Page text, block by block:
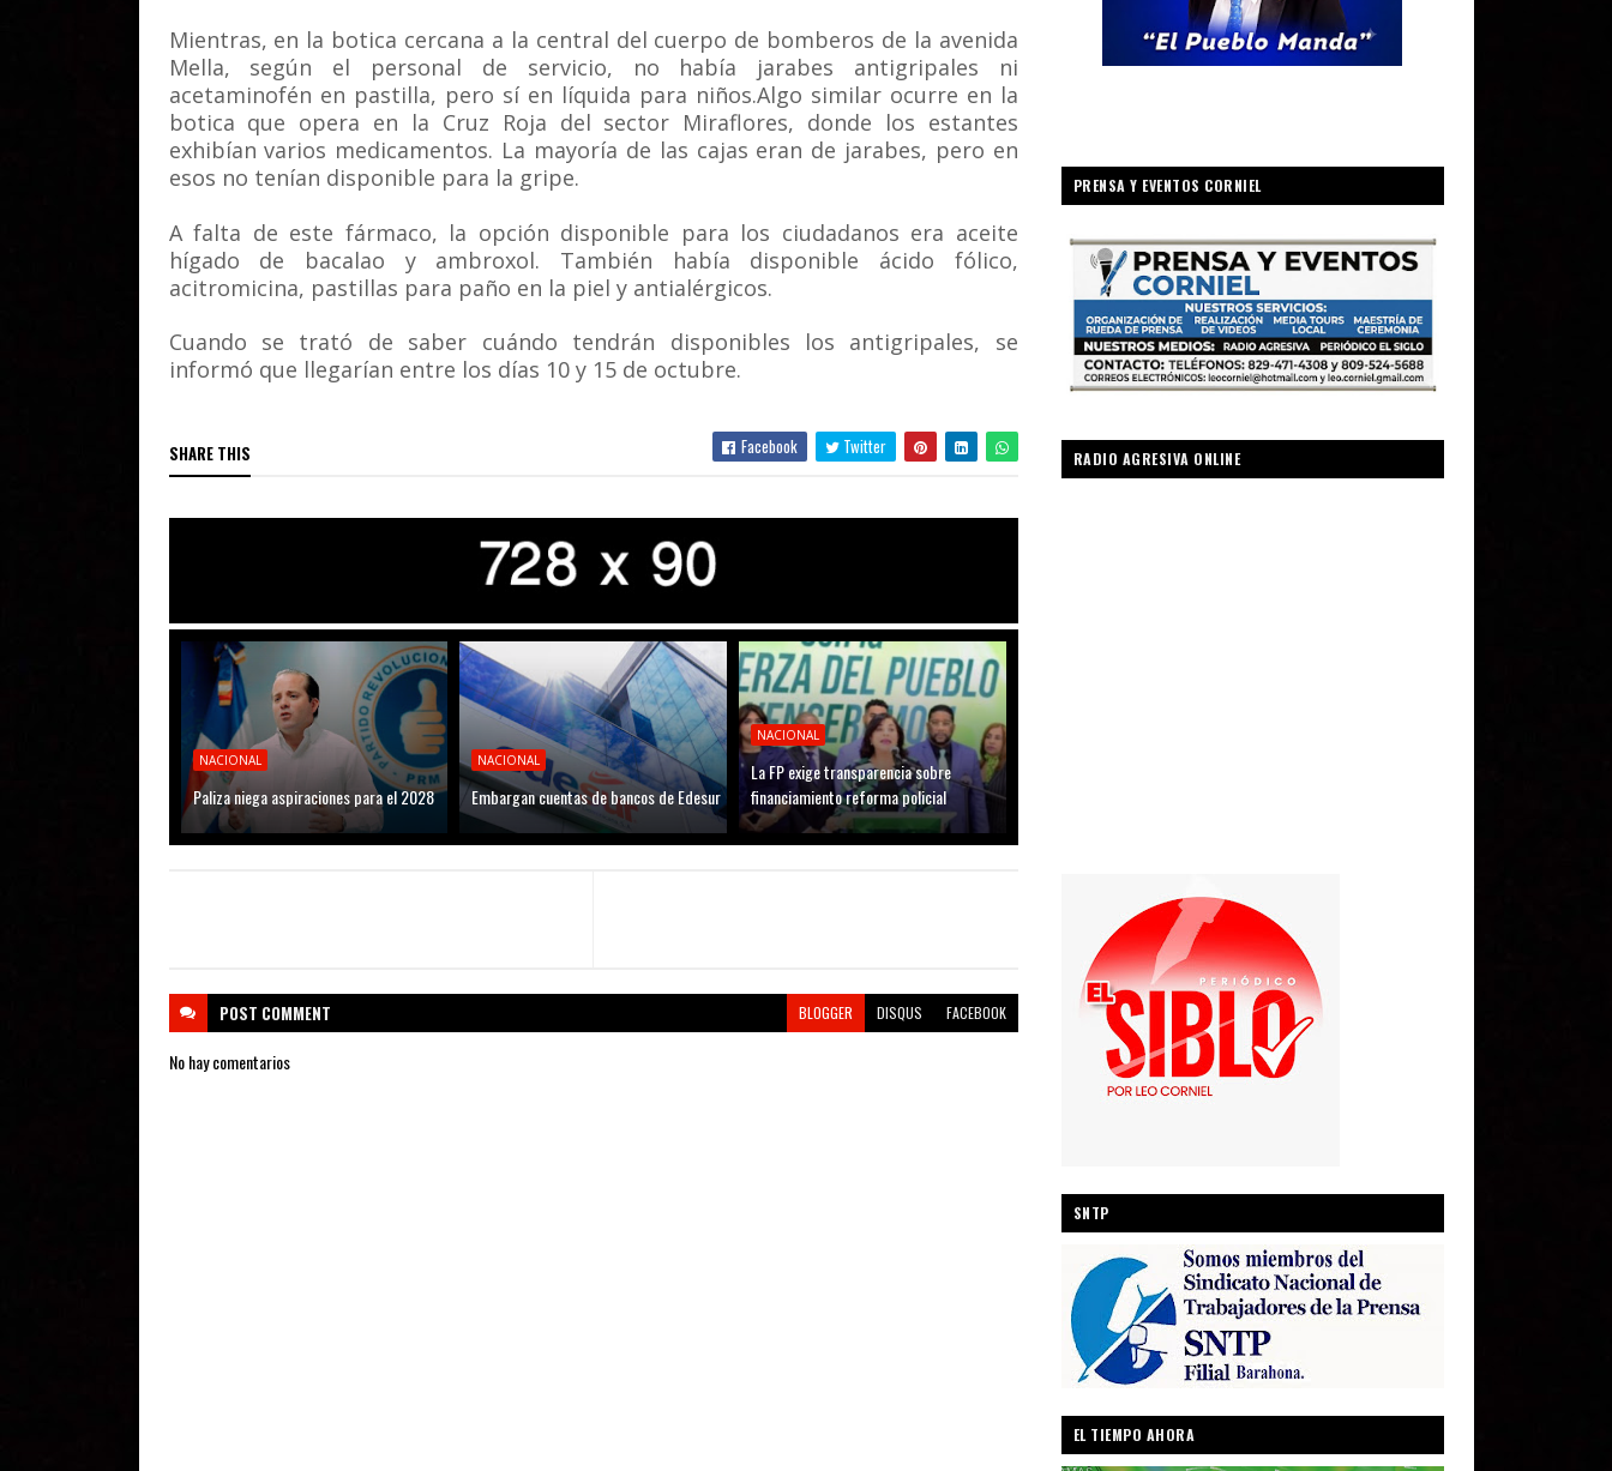
Mientras, en la botica cercana a la central del cuerpo de bomberos de la avenida
Mella, según el personal de servicio, no había jarabes antigripales ni
acetaminofén en pastilla, pero sí en líquida para niños.Algo similar ocurre en la
botica que opera en la Cruz Roja del sector Miraflores, donde los estantes
exhibían varios medicamentos. La mayoría de las cajas eran de jarabes, pero en
esos no tenían disponible para la gripe.
A falta de este fármaco, la opción disponible para los ciudadanos era aceite
hígado de bacalao y ambroxol. También había disponible ácido fólico,
acitromicina, pastillas para paño en la piel y antialérgicos.
Cuando se trató de saber cuándo tendrán disponibles los antigripales, se
informó que llegarían entre los días 10 y 15 de octubre.
SHARE THIS Facebook Twitter
NACIONAL
Paliza niega aspiraciones para el 2028
NACIONAL
Embargan cuentas de bancos de Edesur
NACIONAL
La FP exige transparencia sobre
financiamiento reforma policial
POST COMMENT BLOGGER DISQUS FACEBOOK
No hay comentarios
PRENSA Y EVENTOS CORNIEL
RADIO AGRESIVA ONLINE
SNTP
EL TIEMPO AHORA